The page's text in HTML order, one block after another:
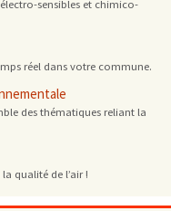
sensibles et chimico-
réel dans votre commune.
des thématiques reliant la
qualité de l’air !